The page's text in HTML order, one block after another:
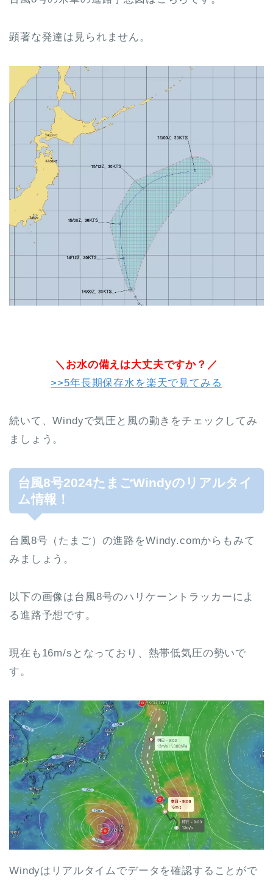
顕著な発達は見られません。
＼お水の備えは大丈夫ですか？／
>>5年長期保存水を楽天で見てみる
続いて、Windyで気圧と風の動きをチェックしてみ
ましょう。
台風8号2024たまごWindyのリアルタイ
ム情報！
台風8号（たまご）の進路をWindy.comからもみて
みましょう。
以下の画像は台風8号のハリケーントラッカーによ
る進路予想です。
現在も16m/sとなっており、熱帯低気圧の勢いで
す。
Windyはリアルタイムでデータを確認することがで